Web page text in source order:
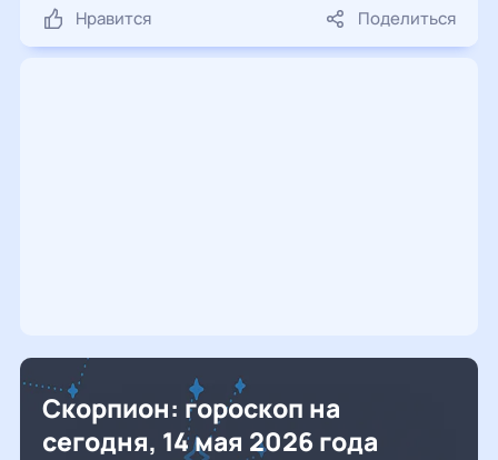
Нравится Поделиться
Скорпион: гороскоп на
сегодня, 14 мая 2026 года